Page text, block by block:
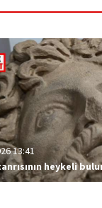
13:41
heykeli